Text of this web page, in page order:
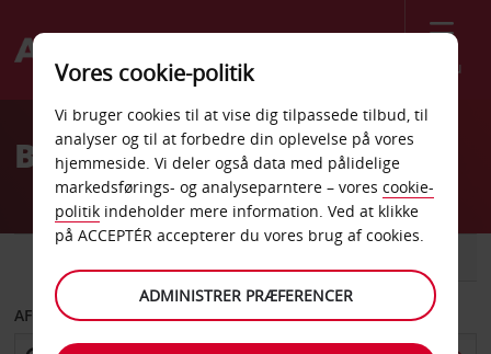
Menu
Welcome
AvisBilleje Wolfsburg
AFHENT FRA
Vores cookie-politik
Vi bruger cookies til at vise dig tilpassede tilbud, til
analyser og til at forbedre din oplevelse på vores
hjemmeside. Vi deler også data med pålidelige
markedsførings- og analyseparntere – vores cookie-
politik indeholder mere information. Ved at klikke
på ACCEPTÉR accepterer du vores brug af cookies.
ADMINISTRER PRÆFERENCER